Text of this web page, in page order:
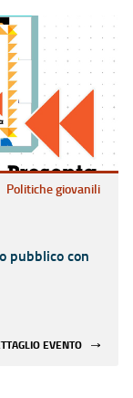
Politiche giovanili
pubblico con
EVENTO